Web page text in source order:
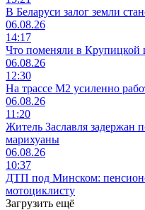
В Беларуси залог земли
06.08.26
14:17
Что поменяли в Крупицкой
06.08.26
12:30
На трассе М2 усиленно
06.08.26
11:20
Житель Заславля задержан
марихуаны
06.08.26
10:37
ДТП под Минском:
мотоциклисту
Загрузить ещё